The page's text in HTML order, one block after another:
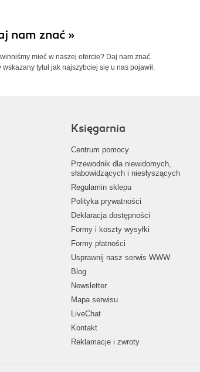
nam znać »
mieć w naszej ofercie? Daj nam znać.
wskazany tytuł jak najszybciej się u nas pojawił.
Księgarnia
Centrum pomocy
Przewodnik dla niewidomych,
słabowidzących i niesłyszących
Regulamin sklepu
Polityka prywatności
Deklaracja dostępności
Formy i koszty wysyłki
Formy płatności
Usprawnij nasz serwis WWW
Blog
Newsletter
Mapa serwisu
LiveChat
Kontakt
Reklamacje i zwroty